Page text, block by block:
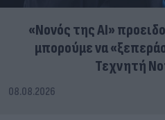
«Νονός της AI»
μπορούμε να
Τεχνητή
08.08.2026